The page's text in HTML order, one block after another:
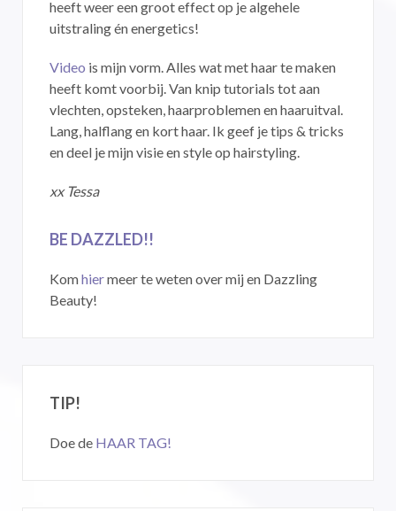
heeft weer een groot effect op je algehele
uitstraling én energetics!
Video is mijn vorm. Alles wat met haar te maken
heeft komt voorbij. Van knip tutorials tot aan
vlechten, opsteken, haarproblemen en haaruitval.
Lang, halflang en kort haar. Ik geef je tips & tricks
en deel je mijn visie en style op hairstyling.
xx Tessa
BE DAZZLED!!
Komhiermeer te weten over mij en Dazzling
Beauty!
TIP!
Doe de HAAR TAG!